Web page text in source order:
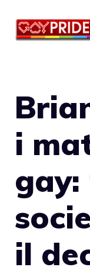
i
gay:
il